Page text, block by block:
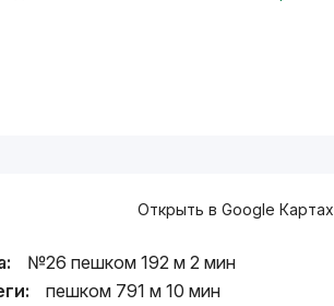
Открыть в Google Картах
№26 пешком 192 м 2 мин
пешком 791 м 10 мин